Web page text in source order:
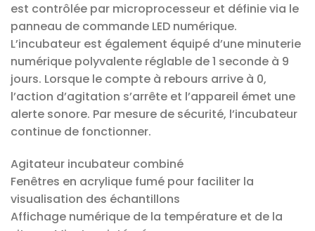
est contrôlée par microprocesseur et définie via le
panneau de commande LED numérique.
L’incubateur est également équipé d’une minuterie
numérique polyvalente réglable de 1 seconde à 9
jours. Lorsque le compte à rebours arrive à 0,
l’action d’agitation s’arrête et l’appareil émet une
alerte sonore. Par mesure de sécurité, l’incubateur
continue de fonctionner.
Agitateur incubateur combiné
Fenêtres en acrylique fumé pour faciliter la
visualisation des échantillons
Affichage numérique de la température et de la